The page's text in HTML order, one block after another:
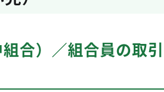
合）／組合員の取